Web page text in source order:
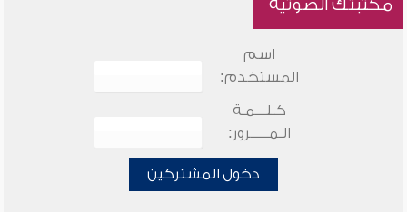
مكتبتك الصوتية
اسم
المستخدم:
كـلـــمـة
الـمـــــرور:
دخول المشتركين